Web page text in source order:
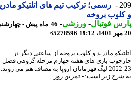
رسمی؛ ترکیب تیم های اتلتیکو مادرید
بروخه
فوتبال-ورزشی-
46 ماه پیش - چهارشنبه
65278596
مادرید و کلوب بروخه از ساعتی دیگر در
بازی های هفته چهارم مرحله گروهی فصل
23-2022 لیگ قهرمانان اروپا به مصاف هم می روند.
زیر است: - تمرین روز ...